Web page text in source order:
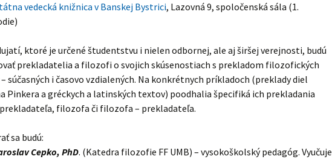
vedecká knižnica v Banskej Bystrici, Lazovná 9, spoločenská sála (1.
ktoré je určené študentstvu i nielen odbornej, ale aj širšej verejnosti, budú
prekladatelia a filozofi o svojich skúsenostiach s prekladom filozofických
súčasných i časovo vzdialených. Na konkrétnych príkladoch (preklady diel
Pinkera a gréckych a latinských textov) poodhalia špecifiká ich prekladania
filozofa či filozofa – prekladateľa.
sa budú:
Cepko, PhD. (Katedra filozofie FF UMB) – vysokoškolský pedagóg. Vyučuje